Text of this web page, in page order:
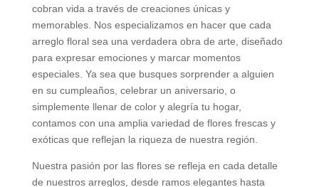
cobran vida a través de creaciones únicas y
memorables. Nos especializamos en hacer que cada
arreglo floral sea una verdadera obra de arte, diseñado
para expresar emociones y marcar momentos
especiales. Ya sea que busques sorprender a alguien
en su cumpleaños, celebrar un aniversario, o
simplemente llenar de color y alegría tu hogar,
contamos con una amplia variedad de flores frescas y
exóticas que reflejan la riqueza de nuestra región.
Nuestra pasión por las flores se refleja en cada detalle
de nuestros arreglos, desde ramos elegantes hasta